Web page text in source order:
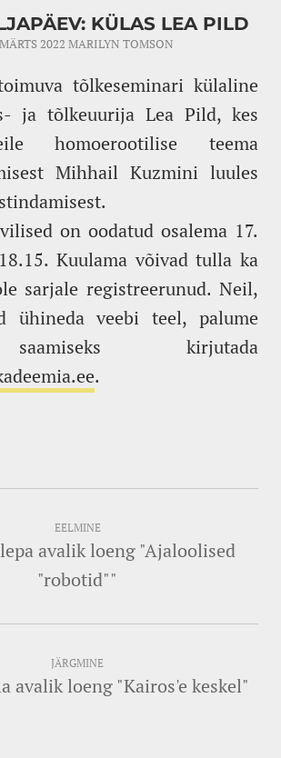
KÜLAS LEA PILD
2022 MARILYN TOMSON
tõlkeseminari külaline
ja tõlkeuurija Lea Pild, kes
homoerootilise teema
Mihhail Kuzmini luules
on oodatud osalema 17.
Kuulama võivad tulla ka
sarjale registreerunud. Neil,
ühineda veebi teel, palume
kirjutada
.
EELMINE
avalik loeng "Ajaloolised
"robotid""
JÄRGMINE
avalik loeng "Kairos'e keskel"